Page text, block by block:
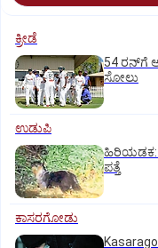
ಕ್ರೀಡೆ
54 ರನ್‌ಗೆ
ಸೋಲು
ಉಡುಪಿ
ಹಿರಿಯಡಕ:
ಪತ್ತೆ
ಕಾಸರಗೋಡು